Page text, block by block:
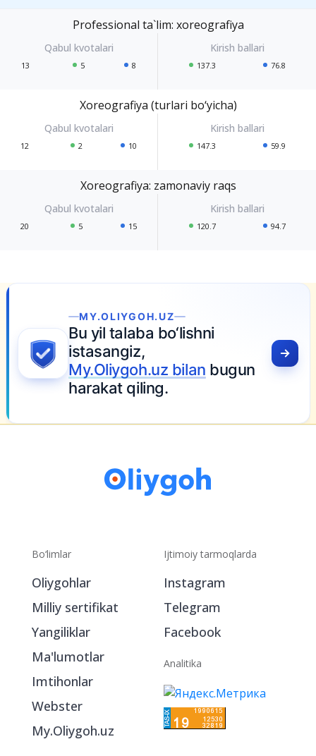
Professional ta`lim: xoreografiya
13 5 8 137.3 76.8
Xoreografiya (turlari bo‘yicha)
12 2 10 147.3 59.9
Xoreografiya: zamonaviy raqs
20 5 15 120.7 94.7
Bo‘limlar
Oliygohlar
Imtihonlar
Ijtimoiy tarmoqlarda
Telegram
Facebook
Analitika